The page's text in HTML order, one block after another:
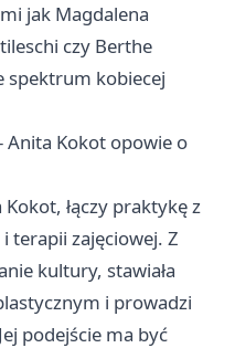
jak Magdalena
czy Berthe
spektrum kobiecej
Anita Kokot opowie o
łączy praktykę z
terapii zajęciowej. Z
kultury, stawiała
i prowadzi
podejście ma być